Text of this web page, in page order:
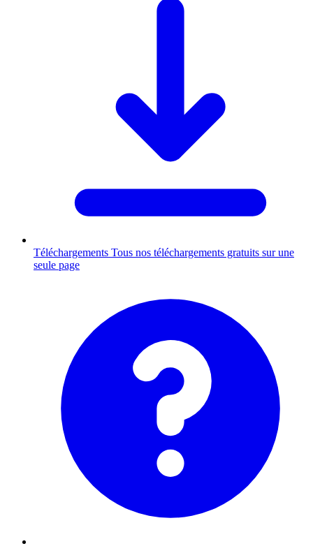
Téléchargements Tous nos téléchargements gratuits sur une
seule page